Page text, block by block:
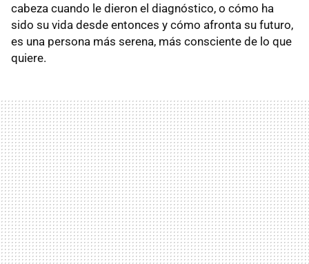
cabeza cuando le dieron el diagnóstico, o cómo ha
sido su vida desde entonces y cómo afronta su futuro,
es una persona más serena, más consciente de lo que
quiere.